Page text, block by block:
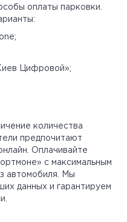
оплаты парковки.
Цифровой»;
количества
предпочитают
Оплачивайте
с максимальным
автомобиля. Мы
данных и гарантируем